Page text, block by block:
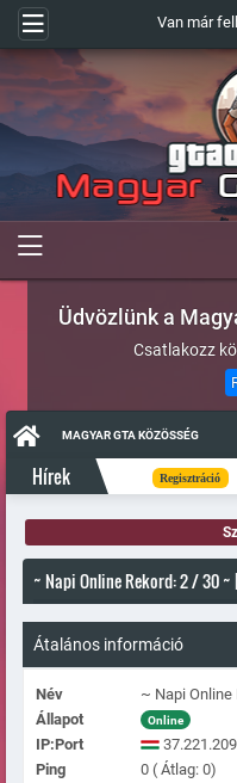
Van már
Üdvözlünk a
Csatlakozz
MAGYAR GTA KÖZÖSSÉG
Hírek Regisztráció
~ Napi Online Rekord: 2 / 30
Átalános információ
Név
~ Napi Online
Állapot
Online
IP:Port
Ping
0 ( Átlag: 0)